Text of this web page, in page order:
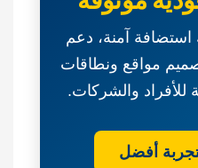
آمنة، دعم
مواقع ونطاقات
للأفراد والشركات.
أفضل